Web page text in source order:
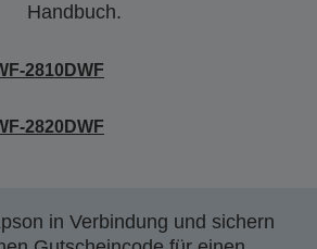
Handbuch.
2810DWF
2820DWF
in Verbindung und sichern